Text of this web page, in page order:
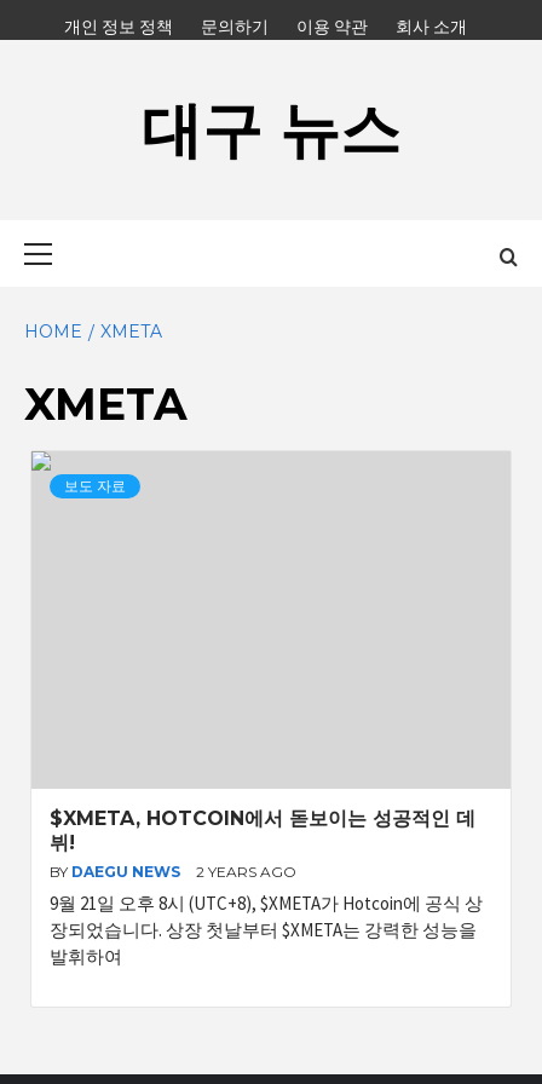
to
개인 정보 정책 문의하기 이용 약관 회사 소개
대구 뉴스
HOME XMETA
XMETA
보도 자료
$XMETA, HOTCOIN에서 돋보이는 성공적인 데
뷔!
BY DAEGU NEWS 2 YEARS AGO
9월 21일 오후 8시 (UTC+8), $XMETA가 Hotcoin에 공식 상
장되었습니다. 상장 첫날부터 $XMETA는 강력한 성능을
발휘하여